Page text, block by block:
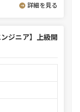
詳細を見る
ジニア】上級開